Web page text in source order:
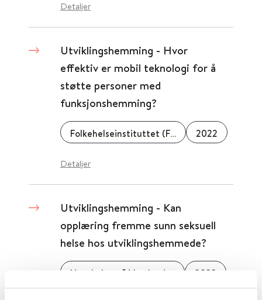
Detaljer
Utviklingshemming - Hvor
effektiv er mobil teknologi for å
støtte personer med
funksjonshemming?
Folkehelseinstituttet (FHI) 2022
Detaljer
Utviklingshemming - Kan
opplæring fremme sunn seksuell
helse hos utviklingshemmede?
Høgskulen på Vestlandet 2022